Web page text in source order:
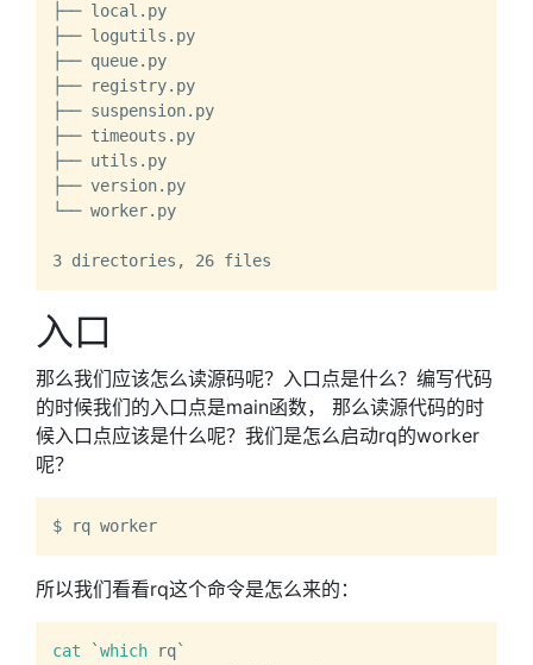
├── local.py
├── logutils.py
├── queue.py
├── registry.py
├── suspension.py
├── timeouts.py
├── utils.py
├── version.py
└── worker.py
入口
那么我们应该怎么读源码呢？入口点是什么？编写代码
的时候我们的入口点是main函数， 那么读源代码的时
候入口点应该是什么呢？我们是怎么启动rq的worker
呢？
所以我们看看rq这个命令是怎么来的：
cat `which